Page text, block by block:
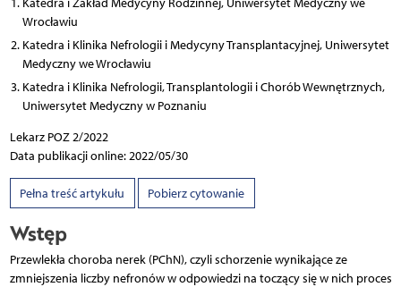
Katedra i Zakład Medycyny Rodzinnej, Uniwersytet Medyczny we
Wrocławiu
Katedra i Klinika Nefrologii i Medycyny Transplantacyjnej, Uniwersytet
Medyczny we Wrocławiu
Katedra i Klinika Nefrologii, Transplantologii i Chorób Wewnętrznych,
Uniwersytet Medyczny w Poznaniu
Lekarz POZ 2/2022
Data publikacji online: 2022/05/30
Pełna treść artykułu Pobierz cytowanie
Wstęp
Przewlekła choroba nerek (PChN), czyli schorzenie wynikające ze
zmniejszenia liczby nefronów w odpowiedzi na toczący się w nich proces